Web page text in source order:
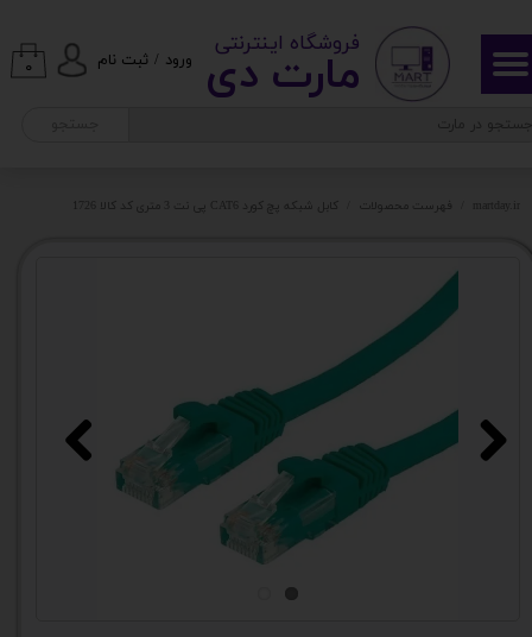
ورود / ثبت نام
حساب کاربری من
تغییر گذر واژه
خروج از حساب کاربری
۰ مارت دی​​​​​​
​ ​فروشگاه اینترنتی
martday.ir فهرست محصولات کابل شبکه پچ کورد CAT6 پی نت 3 متری کد کالا 1726